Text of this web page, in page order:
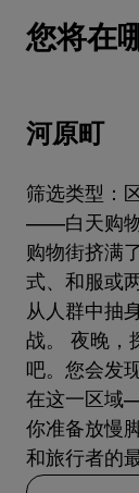
您将在
河原町
筛选类型：
——白天购物
购物街挤满
式、和服或
从人群中抽
战。 夜晚，
吧。您会发
在这一区域
你准备放慢
和旅行者的